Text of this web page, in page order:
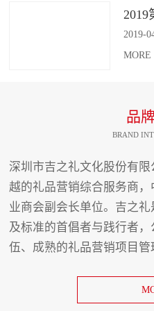
2019-
MORE
品
BRAND
深圳市吉之礼文化股份有
越的礼品营销综合服务商
业商会副会长单位。吉之
及标准的首倡者与践行者
伍、成熟的礼品营销项目